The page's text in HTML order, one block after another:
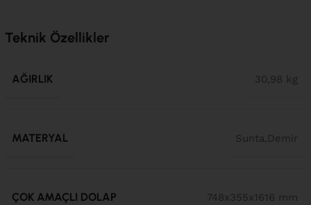
Teknik Özellikler
AĞIRLIK 30,98 kg
MATERYAL Sunta,Demir
ÇOK AMAÇLI DOLAP 748x355x1616 mm